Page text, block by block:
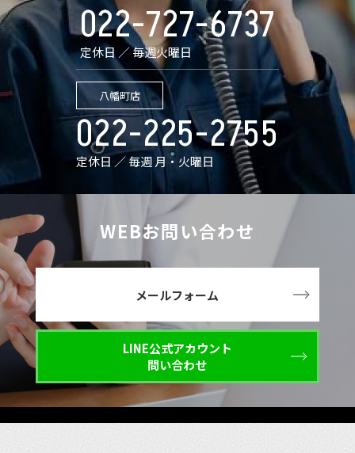
022-727-6737
定休日 ／ 毎週火曜日
八幡町店
022-225-2755
定休日 ／ 毎週 月・火曜日
WEBお問い合わせ
メールフォーム
LINE公式アカウント
問い合わせ